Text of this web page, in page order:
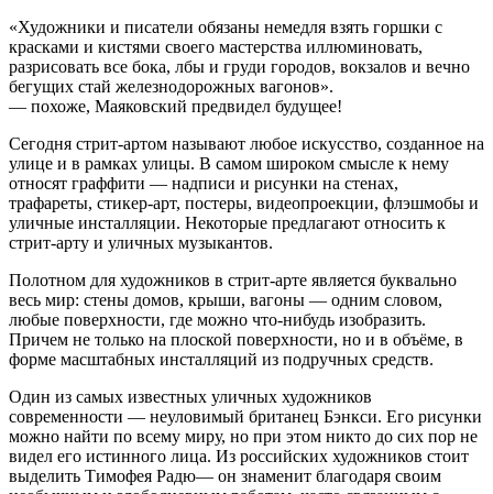
«Художники и писатели обязаны немедля взять горшки с
красками и кистями своего мастерства иллюминовать,
разрисовать все бока, лбы и груди городов, вокзалов и вечно
бегущих стай железнодорожных вагонов».
— похоже, Маяковский предвидел будущее!
Сегодня стрит-артом называют любое искусство, созданное на
улице и в рамках улицы. В самом широком смысле к нему
относят граффити — надписи и рисунки на стенах,
трафареты, стикер-арт, постеры, видеопроекции, флэшмобы и
уличные инсталляции. Некоторые предлагают относить к
стрит-арту и уличных музыкантов.
Полотном для художников в стрит-арте является буквально
весь мир: стены домов, крыши, вагоны — одним словом,
любые поверхности, где можно что-нибудь изобразить.
Причем не только на плоской поверхности, но и в объёме, в
форме масштабных инсталляций из подручных средств.
Один из самых известных уличных художников
современности — неуловимый британец Бэнкси. Его рисунки
можно найти по всему миру, но при этом никто до сих пор не
видел его истинного лица. Из российских художников стоит
выделить Тимофея Радю— он знаменит благодаря своим